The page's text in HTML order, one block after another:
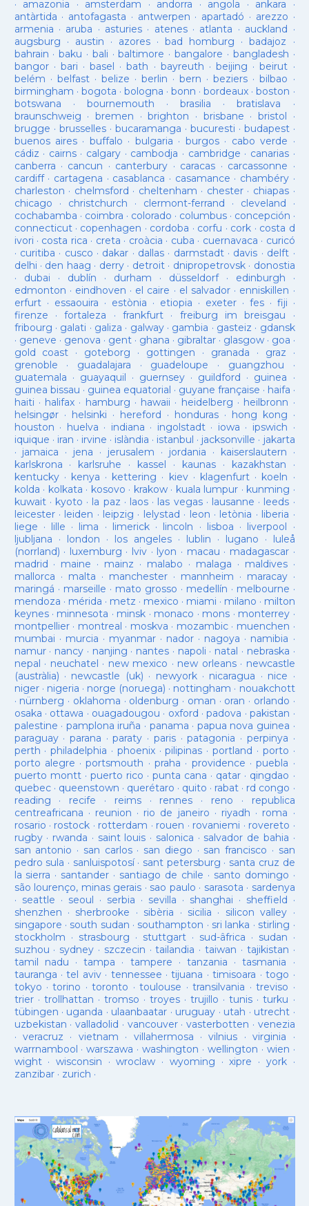
· amazonia · amsterdam · andorra · angola · ankara ·
antàrtida · antofagasta · antwerpen · apartadó · arezzo ·
armenia · aruba · asturies· atenes· atlanta · auckland ·
augsburg · austin · azores·bad homburg ·badajoz ·
bahrain ·baku · bali ·baltimore ·bangalore · bangladesh ·
bangor· bari ·basel ·bath · bayreuth ·beijing ·beirut ·
belém · belfast· belize · berlin ·bern ·beziers ·bilbao ·
birmingham · bogota · bologna ·bonn ·bordeaux ·boston ·
botswana · bournemouth ·brasilia ·bratislava ·
braunschweig · bremen ·brighton · brisbane · bristol ·
brugge · brusselles· bucaramanga · bucuresti · budapest·
buenos aires· buffalo · bulgaria · burgos· cabo verde ·
cádiz · cairns· calgary · cambodja · cambridge · canarias·
canberra · cancun · canterbury · caracas · carcassonne ·
cardiff· cartagena · casablanca · casamance · chambéry·
charleston · chelmsford · cheltenham · chester· chiapas ·
chicago · christchurch · clermont-ferrand · cleveland ·
cochabamba · coimbra · colorado · columbus· concepción ·
connecticut· copenhagen · cordoba · corfu · cork · costa d
ivori · costa rica · creta · croàcia · cuba · cuernavaca · curicó
· curitiba · cusco · dakar · dallas · darmstadt· davis · delft ·
delhi · den haag · derry· detroit· dnipropetrovsk· donostia
· dubai · dublín · durham · düsseldorf· edinburgh ·
edmonton · eindhoven · el caire · el salvador · enniskillen ·
erfurt· essaouira · estònia · etiopia · exeter· fes· fiji ·
firenze ·fortaleza · frankfurt· freiburg im breisgau ·
fribourg · galati · galiza · galway· gambia · gasteiz · gdansk
· geneve · genova · gent· ghana · gibraltar· glasgow· goa ·
gold coast · goteborg · gottingen · granada · graz ·
grenoble · guadalajara · guadeloupe · guangzhou ·
guatemala · guayaquil · guernsey· guildford · guinea ·
guinea bissau · guinea equatorial · guyane française · haifa ·
haiti · halifax · hamburg · hawaii · heidelberg · heilbronn ·
helsingør· helsinki · hereford · honduras· hong kong ·
houston · huelva · indiana · ingolstadt· iowa · ipswich ·
iquique · iran · irvine · islàndia · istanbul · jacksonville · jakarta
· jamaica · jena · jerusalem · jordania · kaiserslautern ·
karlskrona · karlsruhe · kassel · kaunas· kazakhstan ·
kentucky· kenya · kettering · kiev· klagenfurt · koeln ·
kolda · kolkata · kosovo · krakow· kuala lumpur · kunming ·
kuwait· kyoto · la paz · laos· las vegas· lausanne · leeds ·
leicester· leiden · leipzig · lelystad · leon · letònia · liberia ·
liege · lille · lima · limerick· lincoln · lisboa · liverpool ·
ljubljana · london · los angeles· lublin · lugano · luleå
(norrland) · luxemburg · lviv · lyon · macau · madagascar·
madrid · maine · mainz · malabo · malaga · maldives·
mallorca · malta · manchester· mannheim · maracay·
maringá · marseille · mato grosso · medellín · melbourne ·
mendoza · mérida · metz · mexico · miami · milano · milton
keynes· minnesota · minsk · monaco · mons · monterrey ·
montpellier· montreal · moskva · mozambic· muenchen ·
mumbai · murcia · myanmar· nador · nagoya · namibia ·
namur· nancy · nanjing · nantes · napoli · natal · nebraska ·
nepal · neuchatel · new mexico · new orleans· newcastle
(austràlia) · newcastle (uk) · newyork· nicaragua · nice ·
niger· nigeria · norge (noruega) · nottingham · nouakchott
· nürnberg · oklahoma · oldenburg · oman · oran · orlando ·
osaka · ottawa · ouagadougou · oxford ·padova ·pakistan ·
palestine · pamplona iruña · panama · papua nova guinea ·
paraguay· parana ·paraty · paris·patagonia · perpinya ·
perth ·philadelphia · phoenix·pilipinas ·portland · porto ·
porto alegre ·portsmouth ·praha · providence ·puebla ·
puerto montt· puerto rico ·punta cana · qatar · qingdao ·
quebec· queenstown · querétaro · quito · rabat · rd congo ·
reading · recife · reims· rennes · reno · republica
centreafricana · reunion · rio de janeiro · riyadh · roma ·
rosario · rostock · rotterdam · rouen · rovaniemi · rovereto ·
rugby· rwanda · saint louis · salonica · salvador de bahia ·
san antonio · san carlos· san diego · san francisco · san
pedro sula · sanluispotosí· sant petersburg · santa cruz de
la sierra · santander · santiago de chile · santo domingo ·
são lourenço, minas gerais · sao paulo · sarasota · sardenya
· seattle · seoul · serbia · sevilla · shanghai · sheffield ·
shenzhen · sherbrooke · sibèria · sicilia · silicon valley ·
singapore · south sudan · southampton · sri lanka · stirling ·
stockholm · strasbourg · stuttgart· sud-âfrica · sudan ·
suzhou · sydney · szczecin ·tailandia ·taiwan · tajikistan ·
tamil nadu ·tampa · tampere · tanzania ·tasmania ·
tauranga ·tel aviv· tennessee ·tijuana ·timisoara ·togo ·
tokyo ·torino ·toronto ·toulouse ·transilvania ·treviso ·
trier· trollhattan · tromso · troyes·trujillo ·tunis ·turku ·
tübingen · uganda · ulaanbaatar · uruguay · utah · utrecht ·
uzbekistan · valladolid · vancouver· vasterbotten · venezia
· veracruz · vietnam · villahermosa ·vilnius ·virginia ·
warrnambool ·warszawa ·washington · wellington · wien ·
wight· wisconsin ·wroclaw · wyoming ·xipre · york·
zanzibar· zurich ·